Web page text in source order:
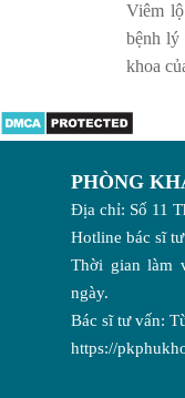
Viêm
bệnh lý
khoa
PHÒNG
Địa chỉ: Số 11
Hotline bác sĩ
Thời gian làm
ngày.
Bác sĩ tư vấn:
https://